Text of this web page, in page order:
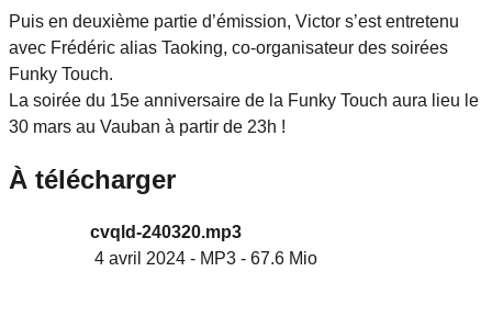
Puis en deuxième partie d’émission, Victor s’est entretenu
avec Frédéric alias Taoking, co-organisateur des soirées
Funky Touch.
La soirée du 15e anniversaire de la Funky Touch aura lieu le
30 mars au Vauban à partir de 23h !
À télécharger
cvqld-240320.mp3
4 avril 2024 - MP3 - 67.6 Mio